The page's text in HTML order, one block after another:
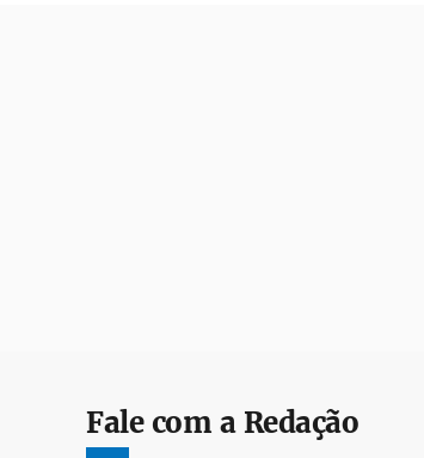
Fale com a Redação